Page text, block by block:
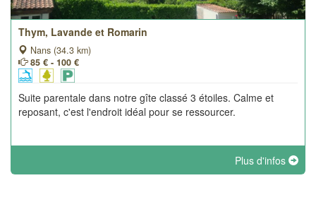
Thym, Lavande et Romarin
Nans (34.3 km)
85 € - 100 €
Suite parentale dans notre gîte classé 3 étoiles. Calme et
reposant, c'est l'endroit idéal pour se ressourcer.
Plus d'infos